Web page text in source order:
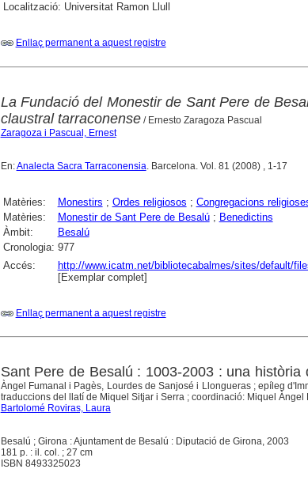
Localització: Universitat Ramon Llull
Enllaç permanent a aquest registre
La Fundació del Monestir de Sant Pere de
claustral tarraconense/ Ernesto Zaragoza Pascual
Zaragoza i Pascual, Ernest
En:Analecta Sacra Tarraconensia . Barcelona. Vol. 81 (2008) , 1-17
Matèries: Monestirs ; Ordes religiosos ; Congregacions
Matèries:
Monestir de Sant Pere de Besalú; Benedictins
Àmbit:
Besalú
Cronologia: 977
Accés:
http://www.icatm.net/bibliotecabalmes/sites/default/
[Exemplar complet]
Enllaç permanent a aquest registre
Sant Pere de Besalú : 1003-2003 : una història
Àngel Fumanal i Pagès, Lourdes de Sanjosé i Llongueras ; epíleg
traduccions del llatí de Miquel Sitjar i Serra ; coordinació: Miquel Àngel
Bartolomé Roviras, Laura
Besalú ; Girona : Ajuntament de Besalú : Diputació de Girona, 2003
181 p. : il. col. ; 27 cm
ISBN 8493325023